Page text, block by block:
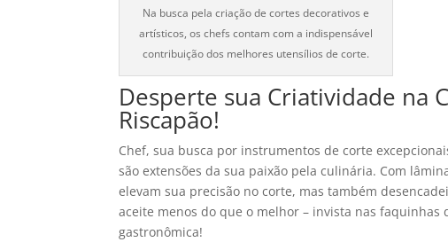
Na busca pela criação de cortes decorativos e
artísticos, os chefs contam com a indispensável
contribuição dos melhores utensílios de corte.
Desperte sua Criatividade na
Riscapão!
Chef, sua busca por instrumentos de corte
são extensões da sua paixão pela culinária. Com
elevam sua precisão no corte, mas também
aceite menos do que o melhor – invista nas
gastronômica!